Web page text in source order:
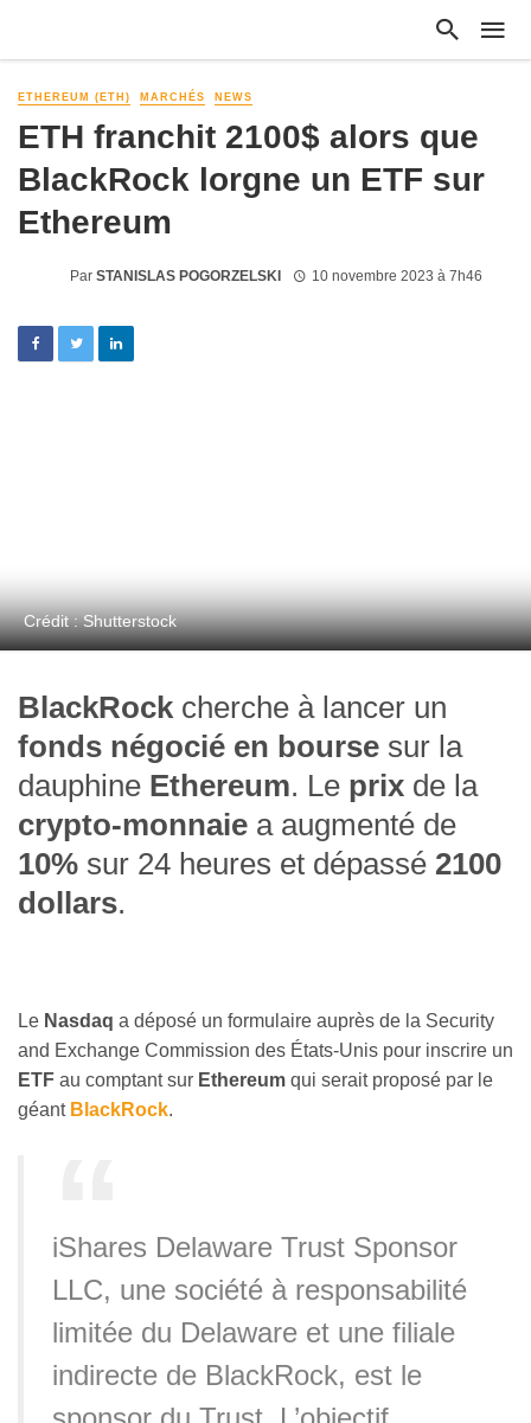
ETHEREUM (ETH) MARCHÉS NEWS
ETH franchit 2100$ alors que
BlackRock lorgne un ETF sur
Ethereum
Par STANISLAS POGORZELSKI 10 novembre 2023 à 7h46
Crédit : Shutterstock
BlackRock cherche à lancer un
fonds négocié en bourse sur la
dauphine Ethereum. Le prix de la
crypto-monnaie a augmenté de
10% sur 24 heures et dépassé 2100
dollars.
Le Nasdaq a déposé un formulaire auprès de la Security
and Exchange Commission des États-Unis pour inscrire un
ETF au comptant sur Ethereum qui serait proposé par le
géant BlackRock.
​iShares Delaware Trust Sponsor
LLC, une société à responsabilité
limitée du Delaware et une filiale
indirecte de BlackRock, est le